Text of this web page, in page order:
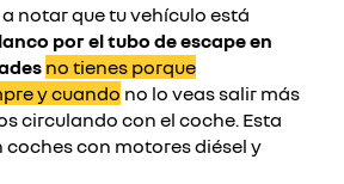
notar que tu vehículo está
por el tubo de escape en
no tienes porque
y cuando no lo veas salir más
circulando con el coche. Esta
con motores diésel y